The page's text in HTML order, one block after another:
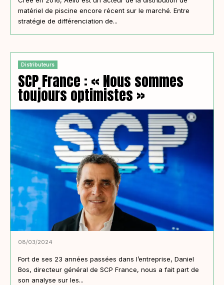
matériel de piscine encore récent sur le marché. Entre
stratégie de différenciation de...
Distributeurs
SCP France : « Nous sommes
toujours optimistes »
08/03/2024
Fort de ses 23 années passées dans l’entreprise, Daniel
Bos, directeur général de SCP France, nous a fait part de
son analyse sur les...